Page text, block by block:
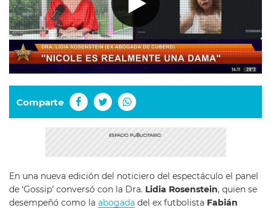
Comparte
En una nueva edición del noticiero del espectáculo el panel
de ‘Gossip’ conversó con la Dra. Lidia Rosenstein, quien se
desempeñó como la abogada del ex futbolista Fabián